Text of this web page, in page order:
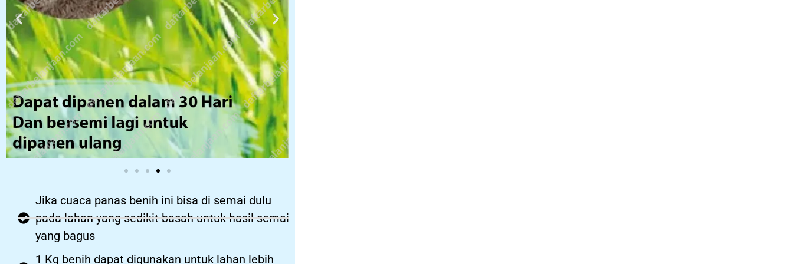
Jika cuaca panas benih ini bisa di semai dulu
pada lahan yang sedikit basah untuk hasil semai
yang bagus
1 Kg benih dapat digunakan untuk lahan lebih